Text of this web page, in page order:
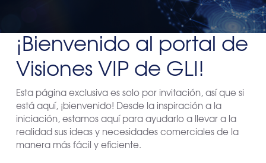
¡Bienvenido al portal de
Visiones VIP de GLI!
Esta página exclusiva es solo por invitación, así que si
está aquí, ¡bienvenido! Desde la inspiración a la
iniciación, estamos aquí para ayudarlo a llevar a la
realidad sus ideas y necesidades comerciales de la
manera más fácil y eficiente.